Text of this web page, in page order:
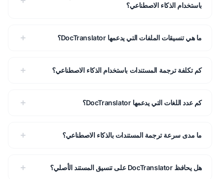
باستخدام الذكاء الاصطناعي؟
ما هي تنسيقات الملفات التي يدعمها DocTranslator؟
كم تكلفة ترجمة المستندات باستخدام الذكاء الاصطناعي؟
كم عدد اللغات التي يدعمها DocTranslator؟
ما مدى سرعة ترجمة المستندات بالذكاء الاصطناعي؟
هل يحافظ DocTranslator على تنسيق المستند الأصلي؟